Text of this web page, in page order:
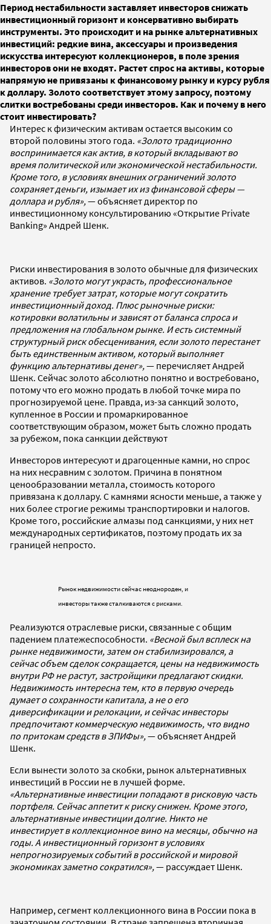
Период нестабильности заставляет инвесторов снижать
инвестиционный горизонт и консервативно выбирать
инструменты. Это происходит и на рынке альтернативных
инвестиций: редкие вина, аксессуары и произведения
искусства интересуют коллекционеров, в поле зрения
инвесторов они не входят. Растет спрос на активы, которые
напрямую не привязаны к финансовому рынку и курсу рубля
к доллару. Золото соответствует этому запросу, поэтому
слитки востребованы среди инвесторов. Как и почему в него
стоит инвестировать?
Интерес к физическим активам остается высоким со
второй половины этого года. «Золото традиционно
воспринимается как актив, в который вкладывают во
время политической или экономической нестабильности.
Кроме того, в условиях внешних ограничений золото
сохраняет деньги, изымает их из финансовой сферы —
доллара и рубля»,— объясняет директор по
инвестиционному консультированию «Открытие Privatе
Banking» Андрей Шенк.
Риски инвестирования в золото обычные для физических
активов. «Золото могут украсть, профессиональное
хранение требует затрат, которые могут сократить
инвестиционный доход. Плюс рыночные риски:
котировки волатильны и зависят от баланса спроса и
предложения на глобальном рынке. И есть системный
структурный риск обесценивания, если золото перестанет
быть единственным активом, который выполняет
функцию альтернативы денег»,— перечисляет Андрей
Шенк. Сейчас золото абсолютно понятно и востребовано,
потому что его можно продать в любой точке мира по
прогнозируемой цене. Правда, из-за санкций золото,
купленное в России и промаркированное
соответствующим образом, может быть сложно продать
за рубежом, пока санкции действуют
Инвесторов интересуют и драгоценные камни, но спрос
на них несравним с золотом. Причина в понятном
ценообразовании металла, стоимость которого
привязана к доллару. С камнями ясности меньше, а также у
них более строгие режимы транспортировки и налогов.
Кроме того, российские алмазы под санкциями, у них нет
международных сертификатов, поэтому продать их за
границей непросто.
Рынок недвижимости сейчас неоднороден, и
инвесторы также сталкиваются с рисками.
Реализуются отраслевые риски, связанные с общим
падением платежеспособности. «Весной был всплеск на
рынке недвижимости, затем он стабилизировался, а
сейчас объем сделок сокращается, цены на недвижимость
внутри РФ не растут, застройщики предлагают скидки.
Недвижимость интересна тем, кто в первую очередь
думает о сохранности капитала, а не о его
диверсификации и релокации, и сейчас инвесторы
предпочитают коммерческую недвижимость, что видно
по притокам средств в ЗПИФы»,— объясняет Андрей
Шенк.
Если вынести золото за скобки, рынок альтернативных
инвестиций в России не в лучшей форме.
«Альтернативные инвестиции попадают в рисковую часть
портфеля. Сейчас аппетит к риску снижен. Кроме этого,
альтернативные инвестиции долгие. Никто не
инвестирует в коллекционное вино на месяцы, обычно на
годы. А инвестиционный горизонт в условиях
непрогнозируемых событий в российской и мировой
экономиках заметно сократился»,— рассуждает Шенк.
Например, сегмент коллекционного вина в России пока в